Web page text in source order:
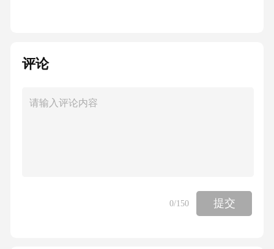
解析A项，石墨质软且呈深灰色，可以用于制造
评论
0/150 提交